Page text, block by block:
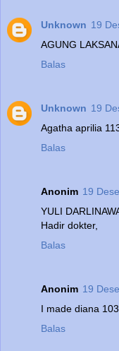
Unknown 19
AGUNG
Balas
Unknown 19
Agatha aprilia
Balas
Anonim 19
YULI
Hadir dokter,
Balas
Anonim 19
I made diana
Balas